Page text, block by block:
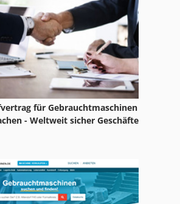
für Gebrauchtmaschinen
- Weltweit sicher Geschäfte